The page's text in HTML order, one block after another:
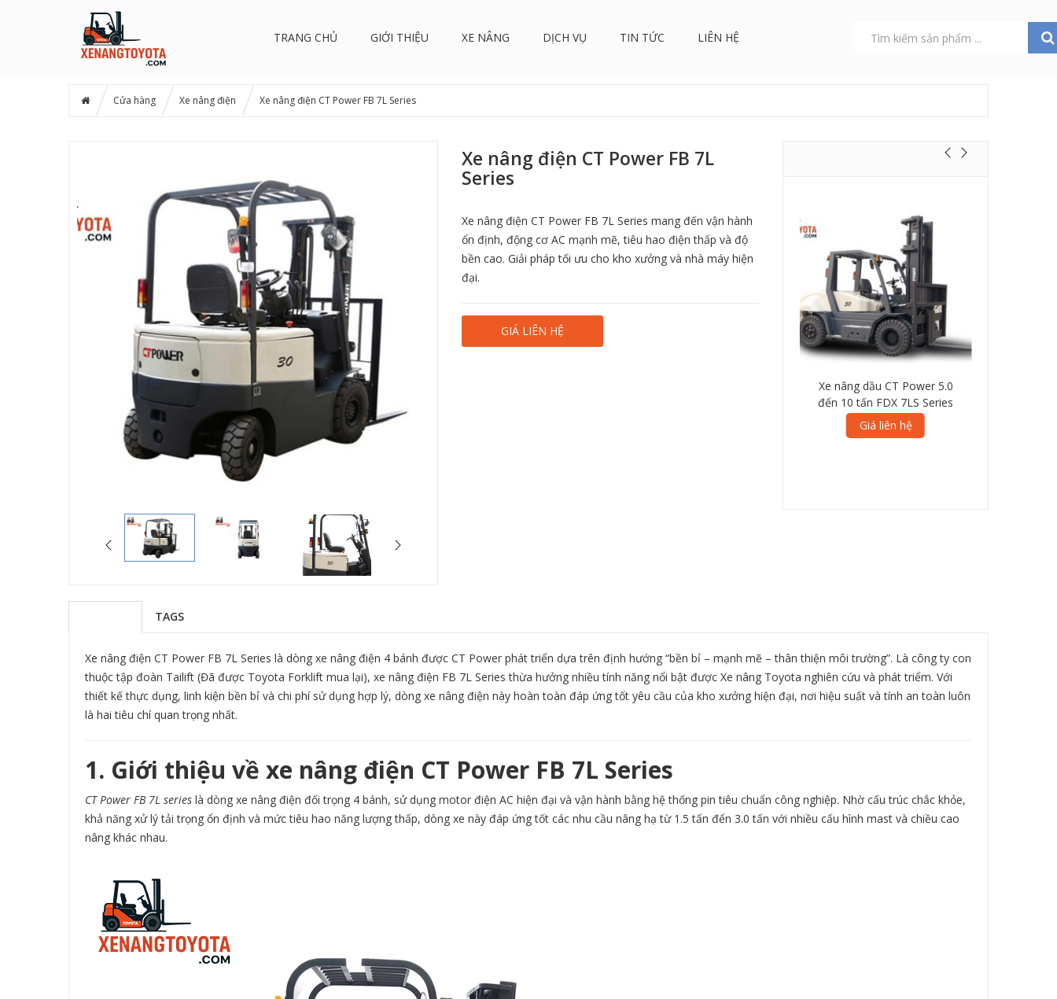
TRANG CHỦ GIỚI THIỆU XE NÂNG DỊCH VỤ TIN TỨC LIÊN HỆ
Cửa hàng Xe nâng điện Xe nâng điện CT Power FB 7L Series
Xe nâng điện CT Power FB 7L
Series
Xe nâng điện CT Power FB 7L Series mang đến vận hành
ổn định, động cơ AC mạnh mẽ, tiêu hao điện thấp và độ
bền cao. Giải pháp tối ưu cho kho xưởng và nhà máy hiện
đại.
GIÁ LIÊN HỆ
Xe nâng điện CT Power FB 7L
Series
Giá liên hệ
Xe nâng dầu CT Power 4.0
đến 5.0 tấn FDX 7LS Series
Giá liên hệ
TAGS
Xe nâng điện CT Power FB 7L Series là dòng xe nâng điện 4 bánh được CT Power phát triển dựa trên định hướng “bền bỉ – mạnh mẽ – thân thiện môi trường”. Là công ty con
thuộc tập đoàn Tailift (Đã được Toyota Forklift mua lại), xe nâng điện FB 7L Series thừa hưởng nhiều tính năng nổi bật được Xe nâng Toyota nghiên cứu và phát triểm. Với
thiết kế thực dụng, linh kiện bền bỉ và chi phí sử dụng hợp lý, dòng xe nâng điện này hoàn toàn đáp ứng tốt yêu cầu của kho xưởng hiện đại, nơi hiệu suất và tính an toàn luôn
là hai tiêu chí quan trọng nhất.
1. Giới thiệu về xe nâng điện CT Power FB 7L Series
CT Power FB 7L series là dòng xe nâng điện đối trọng 4 bánh, sử dụng motor điện AC hiện đại và vận hành bằng hệ thống pin tiêu chuẩn công nghiệp. Nhờ cấu trúc chắc khỏe,
khả năng xử lý tải trọng ổn định và mức tiêu hao năng lượng thấp, dòng xe này đáp ứng tốt các nhu cầu nâng hạ từ 1.5 tấn đến 3.0 tấn với nhiều cấu hình mast và chiều cao
nâng khác nhau.